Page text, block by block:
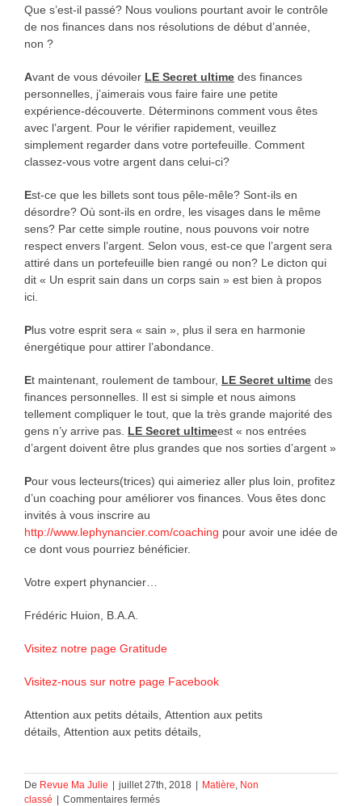
Que s’est-il passé? Nous voulions pourtant avoir le contrôle
de nos finances dans nos résolutions de début d’année,
non ?
Avant de vous dévoiler LE Secret ultimedes finances
personnelles, j’aimerais vous faire faire une petite
expérience-découverte. Déterminons comment vous êtes
avec l’argent. Pour le vérifier rapidement, veuillez
simplement regarder dans votre portefeuille. Comment
classez-vous votre argent dans celui-ci?
Est-ce que les billets sont tous pêle-mêle? Sont-ils en
désordre? Où sont-ils en ordre, les visages dans le même
sens? Par cette simple routine, nous pouvons voir notre
respect envers l’argent. Selon vous, est-ce que l’argent sera
attiré dans un portefeuille bien rangé ou non? Le dicton qui
dit « Un esprit sain dans un corps sain » est bien à propos
ici.
Plus votre esprit sera « sain », plus il sera en harmonie
énergétique pour attirer l’abondance.
Et maintenant, roulement de tambour, LE Secret ultimedes
finances personnelles. Il est si simple et nous aimons
tellement compliquer le tout, que la très grande majorité des
gens n’y arrive pas. LE Secret ultimeest « nos entrées
d’argent doivent être plus grandes que nos sorties d’argent »
Pour vous lecteurs(trices) qui aimeriez aller plus loin, profitez
d’un coaching pour améliorer vos finances. Vous êtes donc
invités à vous inscrire au
http://www.lephynancier.com/coaching pour avoir une idée de
ce dont vous pourriez bénéficier.
Votre expert phynancier…
Frédéric Huion, B.A.A.
Visitez notre page Gratitude
Visitez-nous sur notre page Facebook
Attention aux petits détails, Attention aux petits
détails, Attention aux petits détails,
De Revue Ma Julie | juillet 27th, 2018 | Matière, Non
classé | Commentaires ferméssur